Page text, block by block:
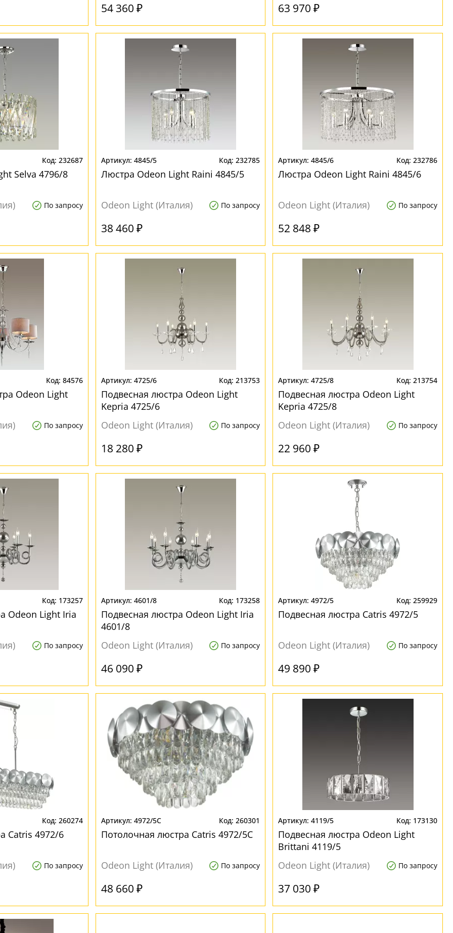
54 360 ₽ 63 970 ₽
232687
Selva 4796/8
По запросу
4845/5 232785
Люстра Odeon Light Raini 4845/5
Odeon Light (Италия) По запросу
38 460 ₽
4845/6 232786
Люстра Odeon Light Raini 4845/6
Odeon Light (Италия) По запросу
52 848 ₽
84576
Odeon Light
По запросу
4725/6 213753
Подвесная люстра Odeon Light
Kepria 4725/6
Odeon Light (Италия)
По запросу
18 280 ₽
4725/8 213754
Подвесная люстра Odeon Light
Kepria 4725/8
Odeon Light (Италия)
По запросу
22 960 ₽
173257
Odeon Light Iria
По запросу
4601/8 173258
Подвесная люстра Odeon Light Iria
4601/8
Odeon Light (Италия)
По запросу
46 090 ₽
4972/5 259929
Подвесная люстра Catris 4972/5
Odeon Light (Италия) По запросу
49 890 ₽
260274
Catris 4972/6
По запросу
4972/5C 260301
Потолочная люстра Catris 4972/5C
Odeon Light (Италия) По запросу
48 660 ₽
4119/5 173130
Подвесная люстра Odeon Light
Brittani 4119/5
Odeon Light (Италия)
По запросу
37 030 ₽